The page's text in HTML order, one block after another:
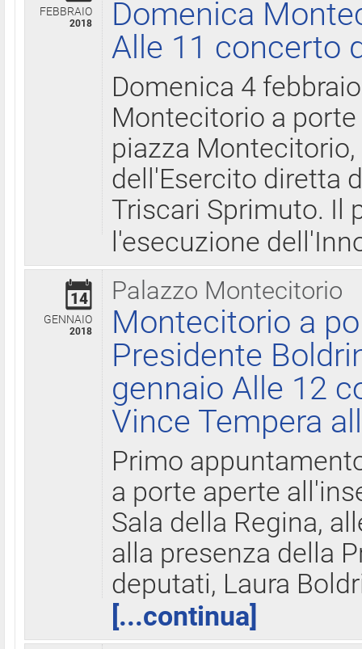
FEBBRAIO
2018
Domenica
Alle 11 concerto
Domenica 4
Montecitorio a
piazza
dell'Esercito diretta
Triscari Sprimuto. Il
l'esecuzione
Palazzo Montecitorio
14
GENNAIO
2018
Montecitorio a
Presidente
gennaio Alle 12
Vince Tempera
Primo
a porte aperte
Sala della Regina,
alla presenza della
deputati, Laura
[...continua]